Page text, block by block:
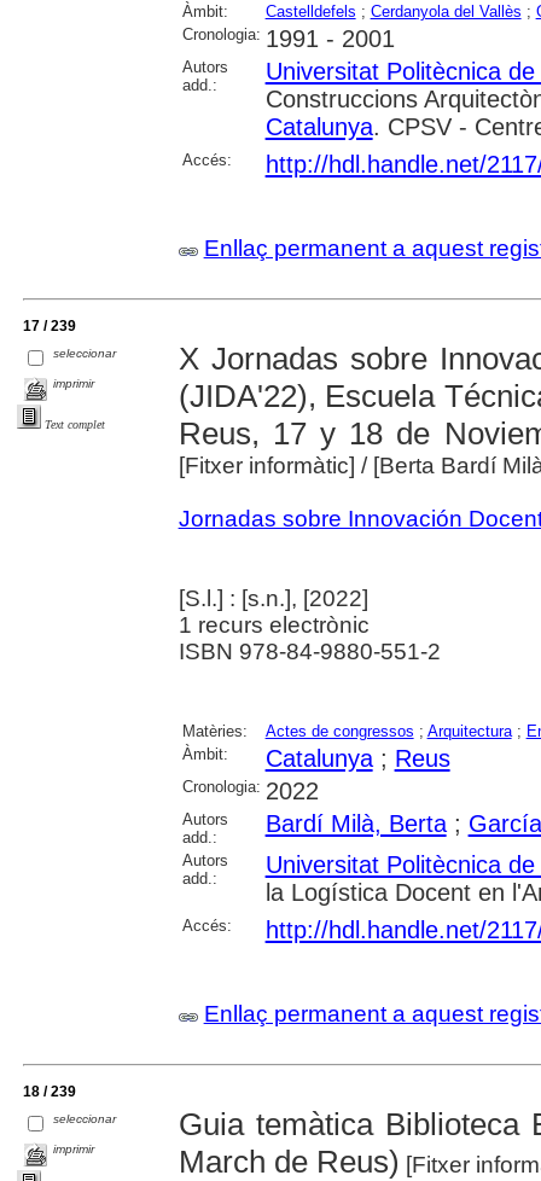
Àmbit:
Castelldefels ; Cerdanyola del Vallès ;
Cronologia: 1991 - 2001
Autors
add.:
Universitat Politècnica
Construccions
Catalunya. CPSV -
Accés: http://hdl.handle.net/
Enllaç permanent a aquest
17 / 239
seleccionar
imprimir
Text complet
X Jornadas sobre
(JIDA'22), Escuela
Reus, 17 y 18 de
[Fitxer informàtic] / [Berta Bardí
Jornadas sobre Innovación
[S.l.] : [s.n.], [2022]
1 recurs electrònic
ISBN 978-84-9880-551-2
Matèries: Actes de congressos ; Arquitectura;
Àmbit:
Catalunya; Reus
Cronologia: 2022
Autors
add.:
Bardí Milà, Berta;
Autors
add.:
Universitat Politècnica
la Logística Docent en
Accés: http://hdl.handle.net/
Enllaç permanent a aquest
18 / 239
seleccionar
imprimir
Guia temàtica Biblioteca
March de Reus) [Fitxer